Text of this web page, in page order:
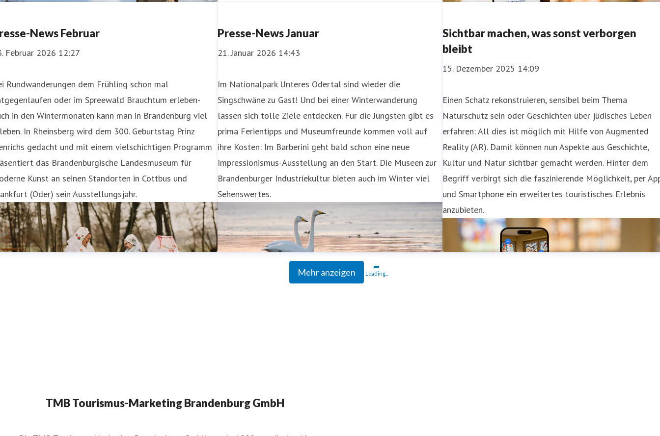
News Februar
Februar 2026 12:27
Rundwanderungen dem Frühling schon mal
oder im Spreewald Brauchtum erleben-
in den Wintermonaten kann man in Brandenburg viel
In Rheinsberg wird dem 300. Geburtstag Prinz
gedacht und mit einem vielschichtigen Programm
das Brandenburgische Landesmuseum für
Kunst an seinen Standorten in Cottbus und
(Oder) sein Ausstellungsjahr.
Presse-News Januar
21. Januar 2026 14:43
Im Nationalpark Unteres Odertal sind wieder die
Singschwäne zu Gast! Und bei einer Winterwanderung
lassen sich tolle Ziele entdecken. Für die Jüngsten gibt es
prima Ferientipps und Museumfreunde kommen voll auf
ihre Kosten: Im Barberini geht bald schon eine neue
Impressionismus-Ausstellung an den Start. Die Museen zur
Brandenburger Industriekultur bieten auch im Winter viel
Sehenswertes.
Sichtbar machen, was sonst verborgen
bleibt
15. Dezember 2025 14:09
Einen Schatz rekonstruieren, sensibel beim Thema
Naturschutz sein oder Geschichten über jüdisches Leben
erfahren: All dies ist möglich mit Hilfe von Augmented
Reality (AR). Damit können nun Aspekte aus Geschichte,
Kultur und Natur sichtbar gemacht werden. Hinter dem
Begriff verbirgt sich die faszinierende Möglichkeit, per
und Smartphone ein erweitertes touristisches Erlebnis
anzubieten.
Mehr anzeigen Loading...
TMB Tourismus-Marketing Brandenburg GmbH